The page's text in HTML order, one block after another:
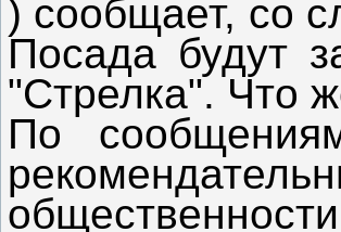
) сообщает, со
Посада будут
"Стрелка". Что
По